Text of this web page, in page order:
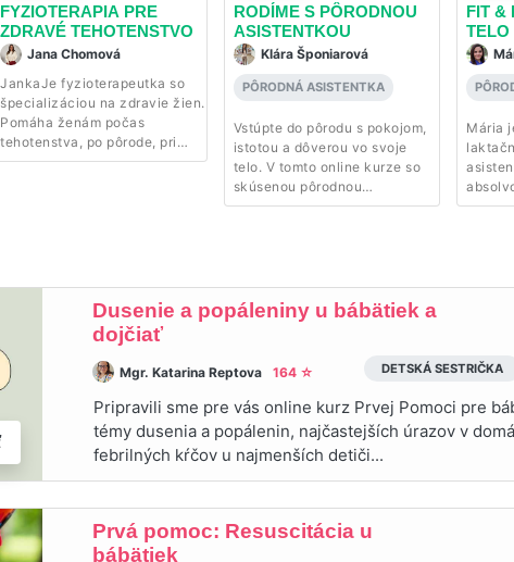
FYZIOTERAPIA PRE
ZDRAVÉ TEHOTENSTVO
Jana Chomová
JankaJe fyzioterapeutka so
špecializáciou na zdravie žien.
Pomáha ženám počas
tehotenstva, po pôrode, pri
príprave na materstvo aj pri
cieľom je vytvoriť bezpečné
prostredie, v ktorom ženy
lepšie porozumejú svojmu telu,
získajú väčšiu istotu a
podporia svoje zdravie
RODÍME S PÔRODNOU
ASISTENTKOU
Klára Šponiarová
PÔRODNÁ ASISTENTKA
Vstúpte do pôrodu s pokojom,
istotou a dôverou vo svoje
telo. V tomto online kurze so
skúsenou pôrodnou
asistentkou Klárou získate
psychickej aj fyzickej stránke.
Naučíte sa, ako sa naladiť na
pôrod, správne dýchať, zvládať
nefarmakologických metód,
objavíte úľavové polohy a
množstvo ďalších tipov, vďaka
ktorým môžete prežiť pôrod
pokojnejšie, s väčšou istotou a
pocitom kontroly.
FIT &
TELO
Mária
budeš
Dusenie a popáleniny u bábätiek a
dojčiať
Mgr. Katarina Reptova 164 ☆ DETSKÁ SESTRIČKA
Pripravili sme pre vás online kurz Prvej Pomoci pre
témy dusenia a popálenin, najčastejších úrazov v
febrilných kŕčov u najmenších detiči...
Prvá pomoc: Resuscitácia u
bábätiek